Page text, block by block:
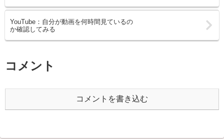
YouTube：自分が動画を何時間見ているの
か確認してみる
コメント
コメントを書き込む